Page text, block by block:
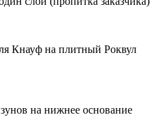
Кнауф на плитный Роквул
на нижнее основание